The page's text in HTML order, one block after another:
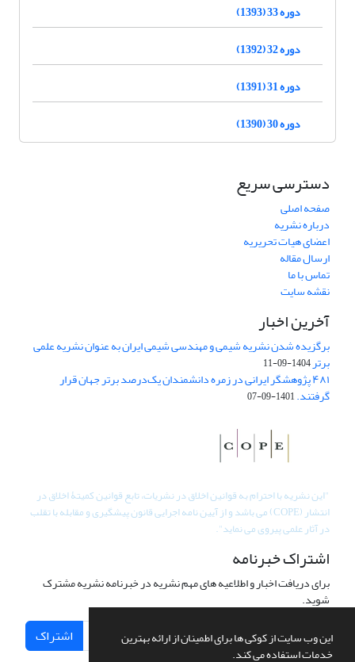
این وب سایت از کوکی ها برای اطمینان از ارائه بهترین
خدمات استفاده می کند.
دوره 33 (1393)
دوره 32 (1392)
دوره 31 (1391)
دوره 30 (1390)
دسترسی سریع
صفحه اصلی
درباره نشریه
اعضای هیات تحریریه
ارسال مقاله
تماس با ما
نقشه سایت
آخرین اخبار
برگزیده شدن نشریه شیمی و مهندسی شیمی ایران به عنوان نشریه علمی
برتر1404-09-11
۴۸۱ پژوهشگر ایرانی در زمره دانشمندان یک‌درصد برتر جهان قرار
گرفتند.1401-09-07
"این نشریه با احترام به قوانین اخلاق در نشریات، تابع قوانین کمیتۀ اخلاق در
انتشار (COPE) می باشد و از آیین نامه اجرایی قانون پیشگیری و مقابله با تقلب
در آثار علمی پیروی می نماید".
اشتراک خبرنامه
برای دریافت اخبار و اطلاعیه های مهم نشریه در خبرنامه نشریه مشترک
شوید.
اشتراک